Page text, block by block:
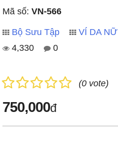
Mã số: VN-566
Bộ Sưu Tập VÍ DA NỮ
4,330
0
(0 vote)
750,000đ